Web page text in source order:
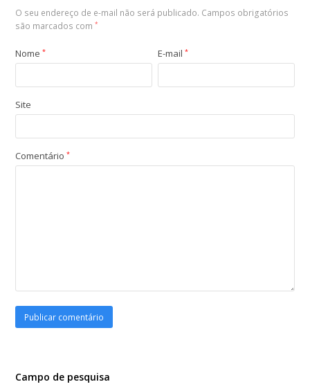
O seu endereço de e-mail não será publicado. Campos obrigatórios
são marcados com*
Nome* E-mail*
Site
Comentário*
Campo de pesquisa